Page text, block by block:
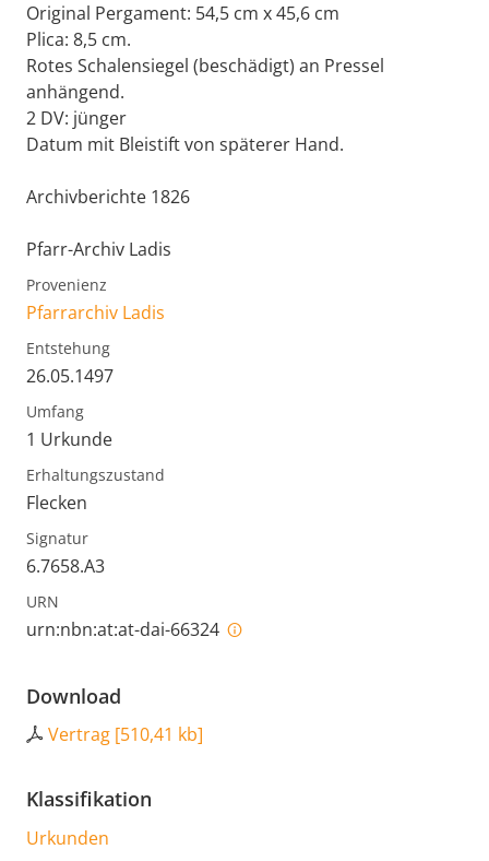
Original Pergament: 54,5 cm x 45,6 cm
Plica: 8,5 cm.
Rotes Schalensiegel (beschädigt) an Pressel
anhängend.
2 DV: jünger
Datum mit Bleistift von späterer Hand.
Archivberichte 1826
Pfarr-Archiv Ladis
Provenienz
Pfarrarchiv Ladis
Entstehung
26.05.1497
Umfang
1 Urkunde
Erhaltungszustand
Flecken
Signatur
6.7658.A3
URN
urn:nbn:at:at-dai-66324
Download
Vertrag [510,41 kb]
Klassifikation
Urkunden